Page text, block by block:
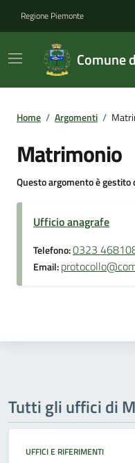
Regione Piemonte
Comune
Home / Argomenti /
Matrimonio
Questo argomento è gestito
Ufficio anagrafe
Telefono:0323
Email:
Tutti gli uffici di
UFFICI E RIFERIMENTI